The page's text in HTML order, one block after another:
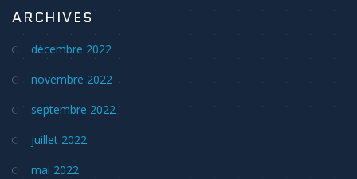
ARCHIVES
décembre 2022
novembre 2022
septembre 2022
juillet 2022
mai 2022